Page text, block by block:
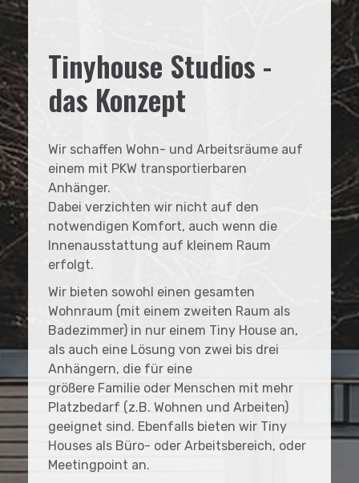
Tinyhouse Studios -
das Konzept
Wir schaffen Wohn- und Arbeitsräume auf
einem mit PKW transportierbaren
Anhänger.
Dabei verzichten wir nicht auf den
notwendigen Komfort, auch wenn die
Innenausstattung auf kleinem Raum
erfolgt.
Wir bieten sowohl einen gesamten
Wohnraum (mit einem zweiten Raum als
Badezimmer) in nur einem Tiny House an,
als auch eine Lösung von zwei bis drei
Anhängern, die für eine
größere Familie oder Menschen mit mehr
Platzbedarf (z.B. Wohnen und Arbeiten)
geeignet sind. Ebenfalls bieten wir Tiny
Houses als Büro- oder Arbeitsbereich, oder
Meetingpoint an.